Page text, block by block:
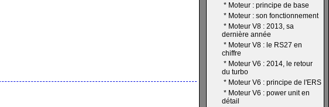
* Moteur : principe de base
* Moteur : son fonctionnement
* Moteur V8 : 2013, sa
dernière année
* Moteur V8 : le RS27 en
chiffre
* Moteur V6 : 2014, le retour
du turbo
* Moteur V6 : principe de l'ERS
* Moteur V6 : power unit en
détail